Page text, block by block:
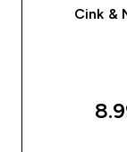
Cink &